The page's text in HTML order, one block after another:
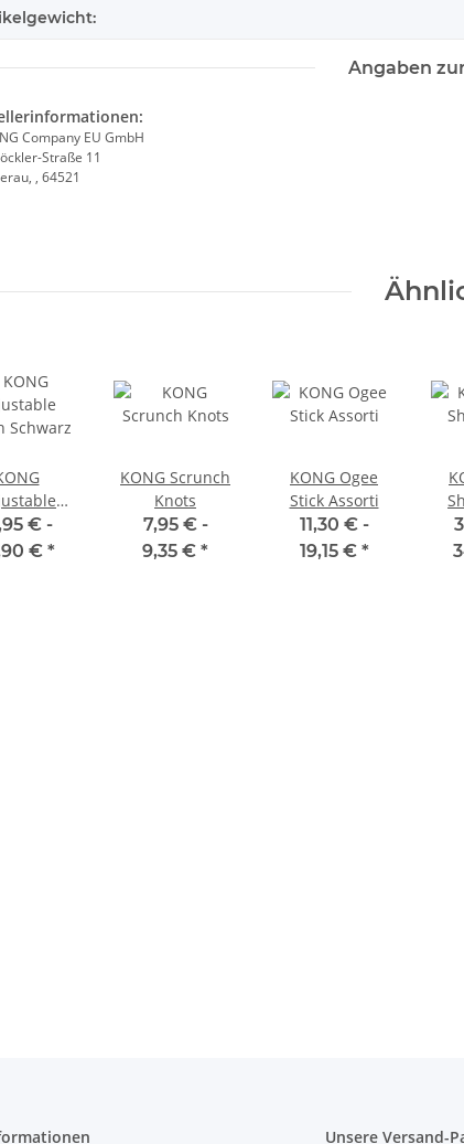
Angaben
Company EU GmbH
Straße 11
, 64521
Schwarz
€ -
€ *
KONG Scrunch
Knots
7,95 € -
9,35 € *
KONG Ogee
Stick Assorti
11,30 € -
19,15 € *
Unsere Versand-